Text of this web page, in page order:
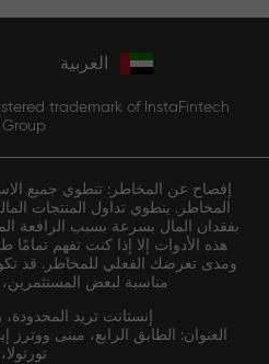
العربية
trademark of InstaFintech
Group
إفصاح عن المخاطر: تنطوي جميع
المخاطر. ينطوي تداول المنتجات
بفقدان المال بسرعة بسبب الرافعة
هذه الأدوات إلا إذا كنت تفهم تمامًا
ومدى تعرضك الفعلي للمخاطر. قد
مناسبة لبعض المستثمرين،
إنستانت تريد المحدودة، ريج.
العنوان: الطابق الرابع، مبنى ووترز
تورتولا،